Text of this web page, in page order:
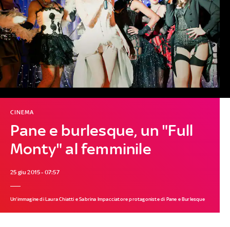
Pane e burlesque, un "Full
Monty" al femminile
CINEMA
25 giu 2015 - 07:57
Un'immagine di Laura Chiatti e Sabrina Impacciatore protagoniste di Pane e Burlesque